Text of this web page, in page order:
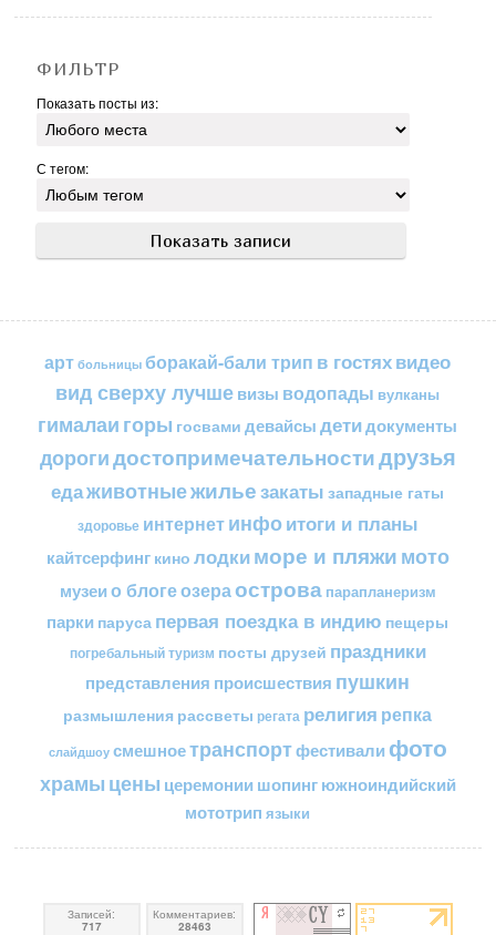
ФИЛЬТР
Показать посты из:
С тегом:
арт больницы боракай-бали трип в гостяхвидео
вид сверху лучшевизы водопады вулканы
гималаи горы госвами девайсы детидокументы
дорогидостопримечательностидрузья
едаживотныежильезакаты западные гаты
здоровье интернетинфоитоги и планы
кайтсерфинг кино лодкиморе и пляжимото
музеи о блогеозераострова парапланеризм
парки паруса первая поездка в индию пещеры
погребальный туризм посты друзей праздники
представления происшествия пушкин
размышления рассветы регата религия репка
слайдшоу смешноетранспортфестивали фото
храмы цены церемонии шопингюжноиндийский
мототрип языки
Записей:
717
Комментариев:
28463